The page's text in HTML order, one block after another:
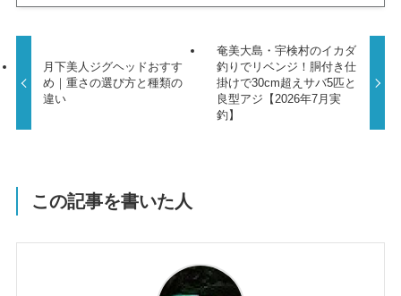
月下美人ジグヘッドおすす
め｜重さの選び方と種類の
違い
奄美大島・宇検村のイカダ
釣りでリベンジ！胴付き仕
掛けで30cm超えサバ5匹と
良型アジ【2026年7月実
釣】
この記事を書いた人